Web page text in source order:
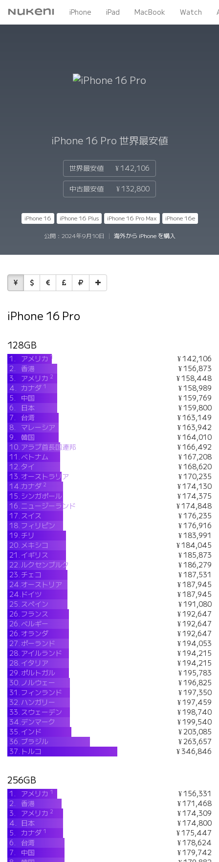
Nukeni iPhone iPad MacBook Watch
iPhone 16 Pro 世界最安値
世界最安値 ¥ 142,106
中古最安値 ¥ 132,800
iPhone 16 iPhone 16 Plus iPhone 16 Pro Max iPhone 16e
公開： 2024年9月10日 海外から iPhone を購入
iPhone 16 Pro
128GB
1. アメリカ 1
¥ 142,106
2.
香港
¥ 156,873
3.
アメリカ 2
¥ 158,448
4.
カナダ 1
¥ 158,989
5.
中国
¥ 159,769
6.
日本
¥ 159,800
7.
台湾
¥ 163,149
8.
マレーシア
¥ 163,942
9.
韓国
¥ 164,010
10. アラブ首長国連邦
¥ 166,492
11.ベトナム
¥ 167,208
12.タイ
¥ 168,620
13.オーストラリア
¥ 170,235
14.カナダ 2
¥ 174,130
15. シンガポール
¥ 174,375
16. ニュージーランド
¥ 174,848
17. スイス
¥ 176,235
18. フィリピン
¥ 176,916
19.チリ
¥ 183,991
20. メキシコ
¥ 184,045
21. イギリス
¥ 185,873
22.ルクセンブルク
¥ 186,279
23.チェコ
¥ 187,531
24.オーストリア
¥ 187,945
24. ドイツ
¥ 187,945
25. スペイン
¥ 191,080
26. フランス
¥ 192,647
26.ベルギー
¥ 192,647
26.オランダ
¥ 192,647
27. ポーランド
¥ 194,053
28. アイルランド
¥ 194,215
28. イタリア
¥ 194,215
29. ポルトガル
¥ 195,783
30. ノルウェー
¥ 196,825
31. フィンランド
¥ 197,350
32. ハンガリー
¥ 197,459
33. スウェーデン
¥ 198,740
34.デンマーク
¥ 199,540
35. インド
¥ 203,085
36. ブラジル
¥ 263,657
37. トルコ ¥ 346,846
256GB
1. アメリカ 1
¥ 156,331
2.
香港
¥ 171,468
3.
アメリカ 2
¥ 174,309
4.
日本
¥ 174,800
5.
カナダ 1
¥ 175,447
6.
台湾
¥ 178,624
7.
中国
¥ 179,742